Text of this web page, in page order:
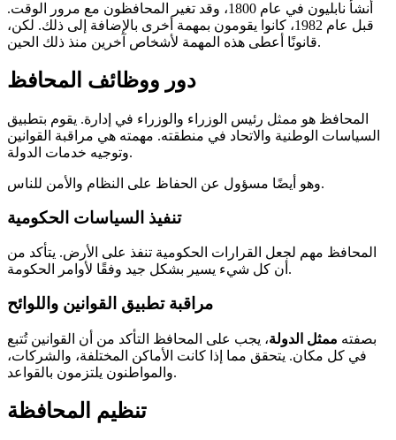
أنشأ نابليون في عام 1800، وقد تغير المحافظون مع مرور الوقت.
قبل عام 1982، كانوا يقومون بمهمة أخرى بالإضافة إلى ذلك. لكن،
قانونًا أعطى هذه المهمة لأشخاص آخرين منذ ذلك الحين.
دور ووظائف المحافظ
المحافظ هو ممثل رئيس الوزراء والوزراء في إدارة. يقوم بتطبيق
السياسات الوطنية والاتحاد في منطقته. مهمته هي مراقبة القوانين
وتوجيه خدمات الدولة.
وهو أيضًا مسؤول عن الحفاظ على النظام والأمن للناس.
تنفيذ السياسات الحكومية
المحافظ مهم لجعل القرارات الحكومية تنفذ على الأرض. يتأكد من
أن كل شيء يسير بشكل جيد وفقًا لأوامر الحكومة.
مراقبة تطبيق القوانين واللوائح
بصفته ممثل الدولة، يجب على المحافظ التأكد من أن القوانين تُتبع
في كل مكان. يتحقق مما إذا كانت الأماكن المختلفة، والشركات،
والمواطنون يلتزمون بالقواعد.
تنظيم المحافظة